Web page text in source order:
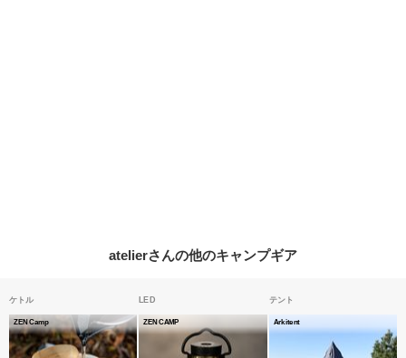
atelierさんの他のキャンプギア
ケトル
ZEN Camp
LED
ZEN CAMP
テント
Arkitent